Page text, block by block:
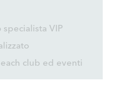
VIP
club ed eventi